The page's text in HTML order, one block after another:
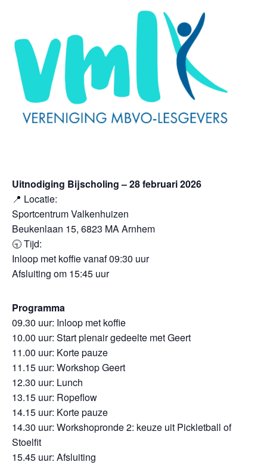
Uitnodiging Bijscholing – 28 februari 2026
📍 Locatie:
Sportcentrum Valkenhuizen
Beukenlaan 15, 6823 MA Arnhem
🕤 Tijd:
Inloop met koffie vanaf 09:30 uur
Afsluiting om 15:45 uur
Programma
09.30 uur: Inloop met koffie
10.00 uur: Start plenair gedeelte met Geert
11.00 uur: Korte pauze
11.15 uur: Workshop Geert
12.30 uur: Lunch
13.15 uur: Ropeflow
14.15 uur: Korte pauze
14.30 uur: Workshopronde 2: keuze uit Pickletball of
Stoelfit
15.45 uur: Afsluiting